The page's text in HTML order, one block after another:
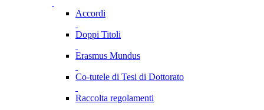
Accordi
Doppi Titoli
Erasmus Mundus
Co-tutele di Tesi di Dottorato
Raccolta regolamenti